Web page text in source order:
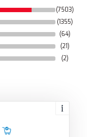
(7503)
(1355)
(64)
(21)
(2)